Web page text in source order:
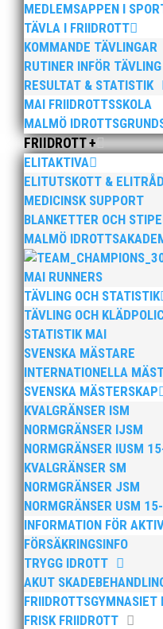
MEDLEMSAPPEN I
TÄVLA I FRIIDROTT
KOMMANDE TÄVLINGAR
RUTINER INFÖR TÄVLING
RESULTAT & STATISTIK
MAI FRIIDROTTSSKOLA
MALMÖ
FRIIDROTT +
ELITAKTIVA
ELITUTSKOTT & ELITRÅD
MEDICINSK SUPPORT
BLANKETTER OCH
MALMÖ
MAI RUNNERS
TÄVLING OCH STATISTIK
TÄVLING OCH
STATISTIK MAI
SVENSKA MÄSTARE
INTERNATIONELLA
SVENSKA MÄSTERSKAP
KVALGRÄNSER ISM
NORMGRÄNSER IJSM
NORMGRÄNSER IUSM
KVALGRÄNSER SM
NORMGRÄNSER JSM
NORMGRÄNSER USM
INFORMATION FÖR
FÖRSÄKRINGSINFO
TRYGG IDROTT
AKUT
FRIIDROTTSGYMNASIET
FRISK FRIIDROTT
Söndagen den
och 10 KM
I mitten på förra
plats tävlade
Sveriges
möjlighet till i
MAI hälsar